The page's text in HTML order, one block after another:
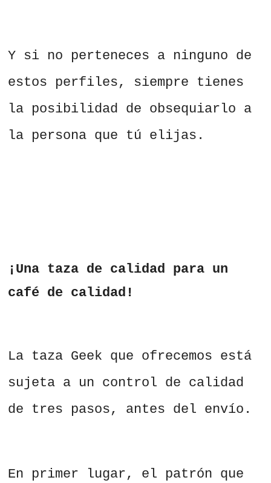
Y si no perteneces a ninguno de
estos perfiles, siempre tienes
la posibilidad de obsequiarlo a
la persona que tú elijas.
¡Una taza de calidad para un
café de calidad!
La taza Geek que ofrecemos está
sujeta a un control de calidad
de tres pasos, antes del envío.
En primer lugar, el patrón que